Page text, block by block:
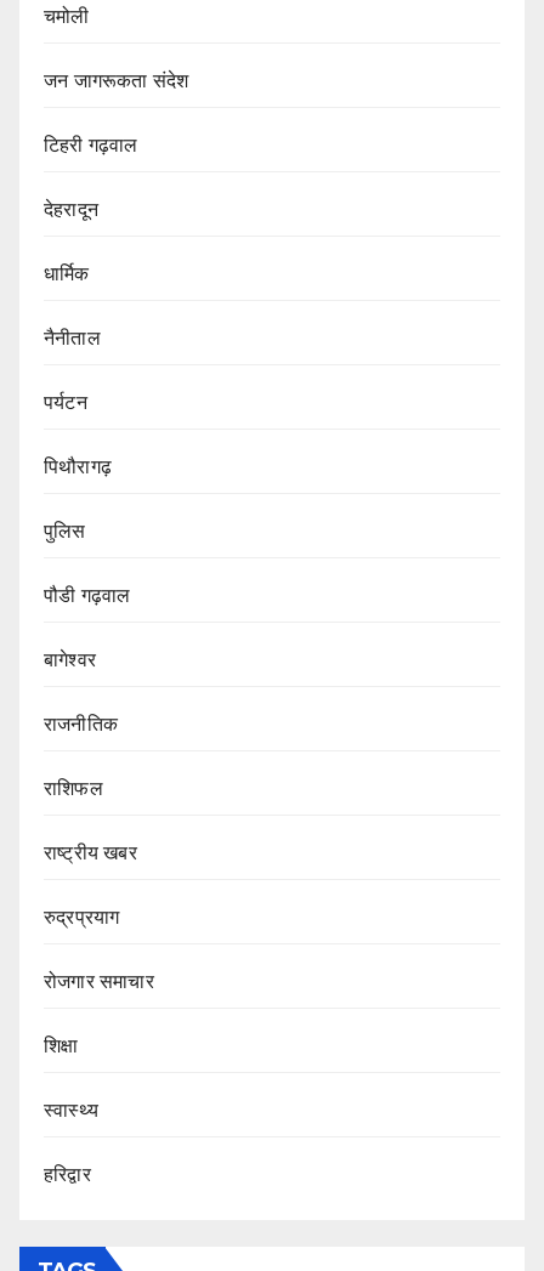
चमोली
जन जागरूकता संदेश
टिहरी गढ़वाल
देहरादून
धार्मिक
नैनीताल
पर्यटन
पिथौरागढ़
पुलिस
पौडी गढ़वाल
बागेश्वर
राजनीतिक
राशिफल
राष्ट्रीय खबर
रुद्रप्रयाग
रोजगार समाचार
शिक्षा
स्वास्थ्य
हरिद्वार